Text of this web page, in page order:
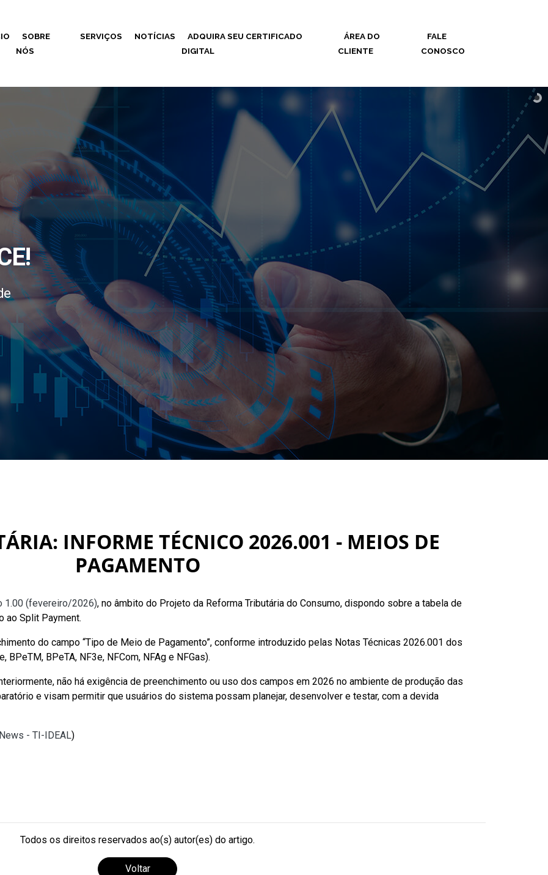
SOBRE
NÓS
SERVIÇOS NOTÍCIAS
ADQUIRA SEU CERTIFICADO
DIGITAL
ÁREA DO
CLIENTE
FALE
CONOSCO
INFORME TÉCNICO 2026.001 - MEIOS DE
PAGAMENTO
1.00 (fevereiro/2026), no âmbito do Projeto da Reforma Tributária do Consumo, dispondo sobre a tabela de
ao Split Payment.
do campo “Tipo de Meio de Pagamento”, conforme introduzido pelas Notas Técnicas 2026.001 dos
BPeTA, NF3e, NFCom, NFAg e NFGas).
não há exigência de preenchimento ou uso dos campos em 2026 no ambiente de produção das
e visam permitir que usuários do sistema possam planejar, desenvolver e testar, com a devida
- TI-IDEAL)
Todos os direitos reservados ao(s) autor(es) do artigo.
Voltar